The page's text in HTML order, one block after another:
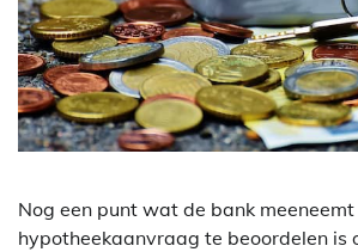
Nog een punt wat de bank meeneemt
hypotheekaanvraag te beoordelen is